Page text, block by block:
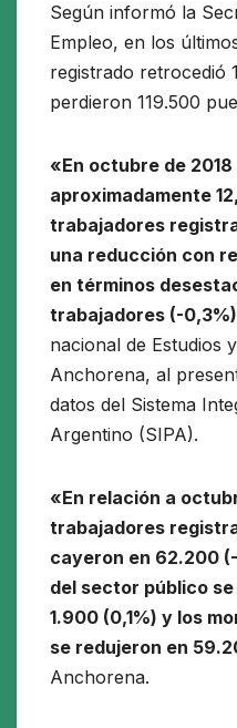
Según informó la
Empleo, en los
registrado retrocedió
perdieron 119.500
«En octubre de
aproximadamente
trabajadores
una reducción con
en términos
trabajadores (-
nacional de Estudios
Anchorena, al
datos del Sistema
Argentino (SIPA).
«En relación a
trabajadores
cayeron en 62.200
del sector público
1.900 (0,1%) y los
se redujeron en
Anchorena.